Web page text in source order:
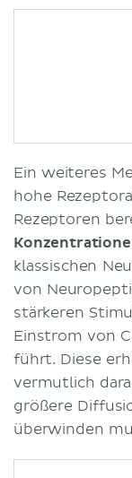
Ein weiteres
hohe
Rezeptoren
klassischen
von
stärkeren
Einstrom von
führt. Diese
vermutlich
größere
überwinden